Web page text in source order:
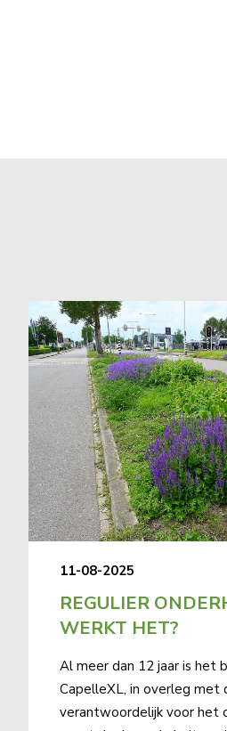
11-08-2025
REGULIER
WERKT HET?
Al meer dan 12 jaar is het
CapelleXL, in overleg met
verantwoordelijk voor het